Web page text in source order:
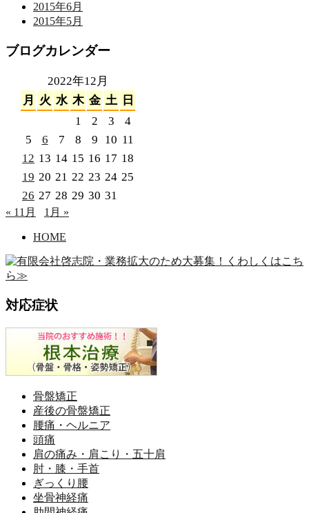
2015年6月
2015年5月
ブログカレンダー
2022年12月
月
火 水 木 金 土 日
1
2 3
4
5
6 7 8 9 10 11
12 13 14 15 16 17 18
19 20 21 22 23 24 25
26 27 28 29 30 31
« 11月 1月 »
HOME
対応症状
骨盤矯正
産後の骨盤矯正
腰痛・ヘルニア
頭痛
肩の痛み・肩こり・五十肩
肘・膝・手首
ぎっくり腰
坐骨神経痛